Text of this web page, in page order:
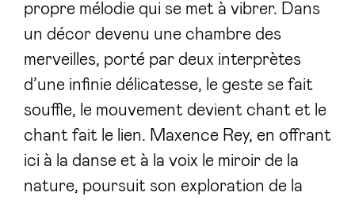
propre mélodie qui se met à vibrer. Dans
un décor devenu une chambre des
merveilles, porté par deux interprètes
d’une infinie délicatesse, le geste se fait
souffle, le mouvement devient chant et le
chant fait le lien. Maxence Rey, en offrant
ici à la danse et à la voix le miroir de la
nature, poursuit son exploration de la